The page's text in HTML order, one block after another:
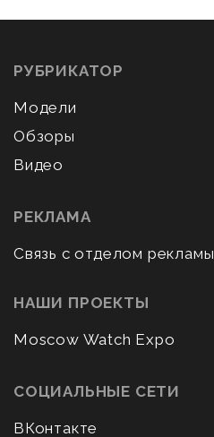
РУБРИКАТОР
Модели
Обзоры
Видео
РЕКЛАМА
Связь с отделом рекламы
НАШИ ПРОЕКТЫ
Moscow Watch Expo
СОЦИАЛЬНЫЕ СЕТИ
ВКонтакте